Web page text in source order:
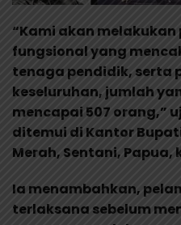
“Kami akan
fungsional yang
tenaga pendidik, serta
keseluruhan, jumlah
mencapai 507 orang,”
ditemui di Kantor
Merah, Sentani, Papua,
Ia menambahkan,
terlaksana sebelum